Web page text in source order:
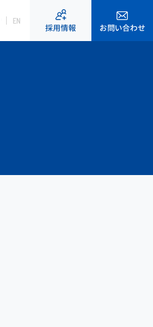
EN
採用情報 お問い合わせ